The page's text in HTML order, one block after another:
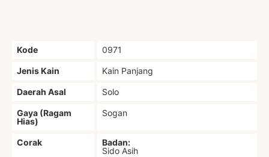
Kode 0971
Jenis Kain Kain Panjang
Daerah Asal Solo
Gaya (Ragam
Hias)
Sogan
Corak
Badan:
Sido Asih